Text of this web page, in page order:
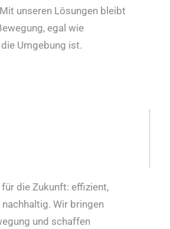
unseren Lösungen bleibt
egal wie
Umgebung ist.
die Zukunft: effizient,
Wir bringen
und schaffen